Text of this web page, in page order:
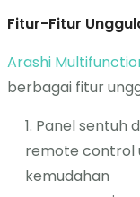
Fitur-Fitur
Arashi
berbagai fitur
Panel sentuh
remote control
kemudahan